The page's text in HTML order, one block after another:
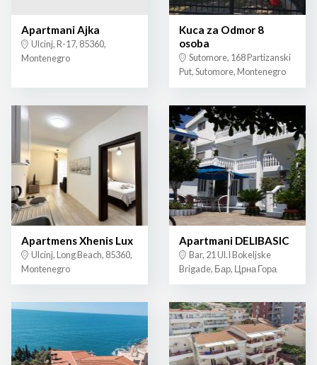
Apartmani Ajka
Ulcinj, R-17, 85360,
Montenegro
Kuca za Odmor 8
osoba
Sutomore, 168 Partizanski
Put, Sutomore, Montenegro
Apartmens Xhenis Lux
Ulcinj, Long Beach, 85360,
Montenegro
Apartmani DELIBASIC
Bar, 21 Ul.I Bokeljske
Brigade, Бар, Црна Гора